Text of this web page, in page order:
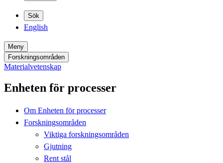
Sök
English
Meny
Forskningsområden
Materialvetenskap
Enheten för processer
Om Enheten för processer
Forskningsområden
Viktiga forskningsområden
Gjutning
Rent stål